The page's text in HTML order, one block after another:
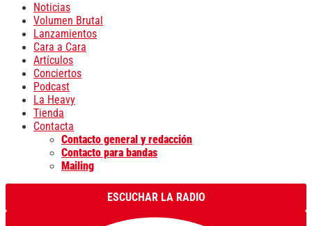
Noticias
Volumen Brutal
Lanzamientos
Cara a Cara
Artículos
Conciertos
Podcast
La Heavy
Tienda
Contacta
Contacto general y redacción
Contacto para bandas
Mailing
ESCUCHAR LA RADIO